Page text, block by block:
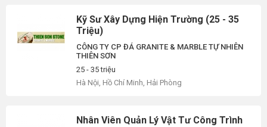
Kỹ Sư Xây Dựng Hiện Trường (25 - 35
Triệu)
CÔNG TY CP ĐÁ GRANITE & MARBLE TỰ NHIÊN
THIÊN SƠN
25 - 35 triệu
Hà Nội, Hồ Chí Minh, Hải Phòng
Nhân Viên Quản Lý Vật Tư Công Trình